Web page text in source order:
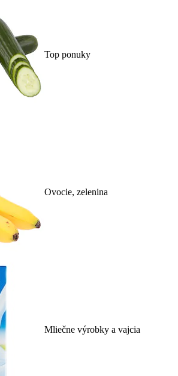
Top ponuky
Ovocie, zelenina
Mliečne výrobky a vajcia